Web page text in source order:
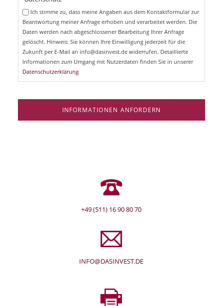
Ich stimme zu, dass meine Angaben aus dem Kontaktformular zur
Beantwortung meiner Anfrage erhoben und verarbeitet werden. Die
Daten werden nach abgeschlossener Bearbeitung Ihrer Anfrage
gelöscht. Hinweis: Sie können Ihre Einwilligung jederzeit für die
Zukunft per E-Mail an info@dasinvest.de widerrufen. Detaillierte
Informationen zum Umgang mit Nutzerdaten finden Sie in unserer
Datenschutzerklärung
INFORMATIONEN ANFORDERN
+49 (511) 16 90 80 70
INFO@DASINVEST.DE